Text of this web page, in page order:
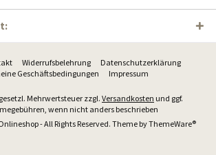
Widerrufsbelehrung
Datenschutzerklärung
Geschäftsbedingungen
Impressum
Mehrwertsteuer zzgl. Versandkosten und ggf.
wenn nicht anders beschrieben
- All Rights Reserved. Theme byThemeWare®